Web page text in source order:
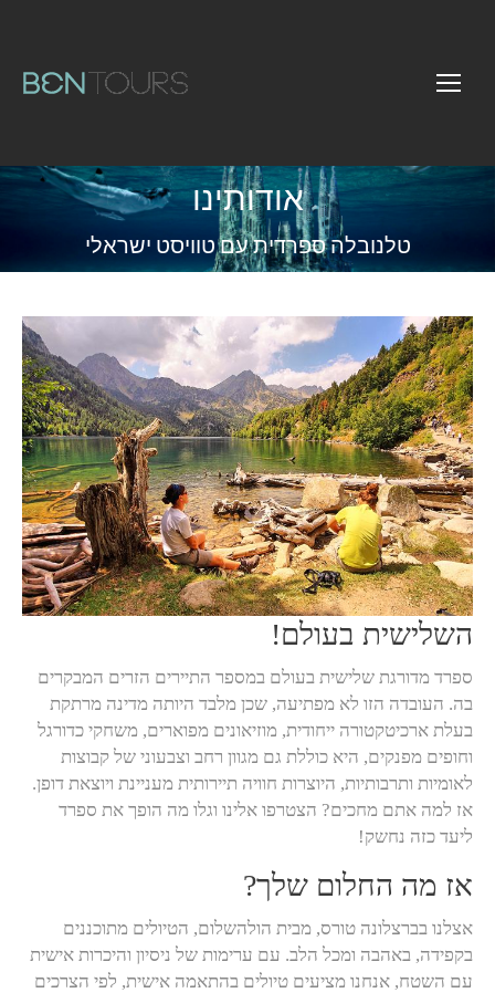
אודותינו
טלנובלה ספרדית עם טוויסט ישראלי
You are here:
השלישית בעולם!
ספרד מדורגת שלישית בעולם במספר התיירים הזרים המבקרים
בה. העובדה הזו לא מפתיעה, שכן מלבד היותה מדינה מרתקת
בעלת ארכיטקטורה ייחודית, מוזיאונים מפוארים, משחקי כדורגל
וחופים מפנקים, היא כוללת גם מגוון רחב וצבעוני של קבוצות
לאומיות ותרבותיות, היוצרות חוויה תיירותית מעניינת ויוצאת דופן.
אז למה אתם מחכים? הצטרפו אלינו וגלו מה הופך את ספרד
ליעד כזה נחשק!
אז מה החלום שלך?
אצלנו בברצלונה טורס, מבית הולהשלום, הטיולים מתוכננים
בקפידה, באהבה ומכל הלב. עם ערימות של ניסיון והיכרות אישית
עם השטח, אנחנו מציעים טיולים בהתאמה אישית, לפי הצרכים